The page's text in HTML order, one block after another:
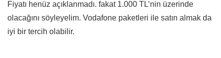
Fiyatı henüz açıklanmadı. fakat 1.000 TL’nin üzerinde
olacağını söyleyelim. Vodafone paketleri ile satın almak da
iyi bir tercih olabilir.